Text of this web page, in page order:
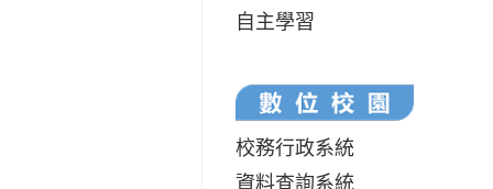
自主學習
校務行政系統
資料查詢系統